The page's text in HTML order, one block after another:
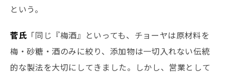
という。
菅氏 「同じ『梅酒』といっても、チョーヤは原材料を
梅・砂糖・酒のみに絞り、添加物は一切入れない伝統
的な製法を大切にしてきました。しかし、営業として